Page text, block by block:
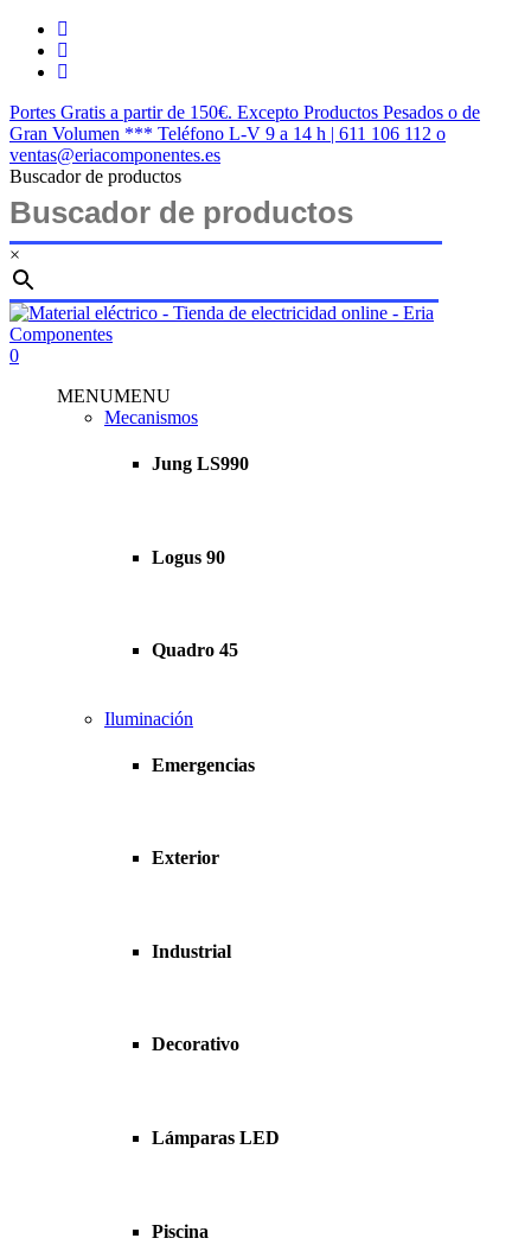
Skip
main
twitter
facebook
instagram
Portes Gratis a partir de 150€. Excepto Productos Pesados o de
Gran Volumen *** Teléfono L-V 9 a 14 h | 611 106 112 o
ventas@eriacomponentes.es
Buscador de productos
×
Close
Search
search
account
0
MENUMENU
Mecanismos
Jung LS990
Logus 90
Quadro 45
Iluminación
Emergencias
Exterior
Industrial
Decorativo
Lámparas LED
Piscina